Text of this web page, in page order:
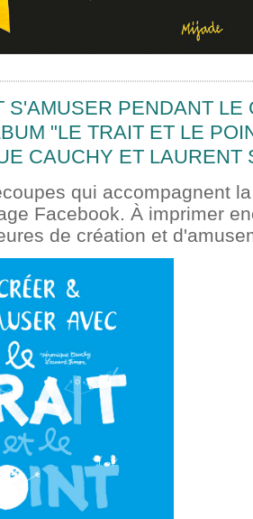
S'AMUSER PENDANT LE
"LE TRAIT ET LE
CAUCHY ET LAURENT
qui accompagnent
Facebook. À imprimer
de création et